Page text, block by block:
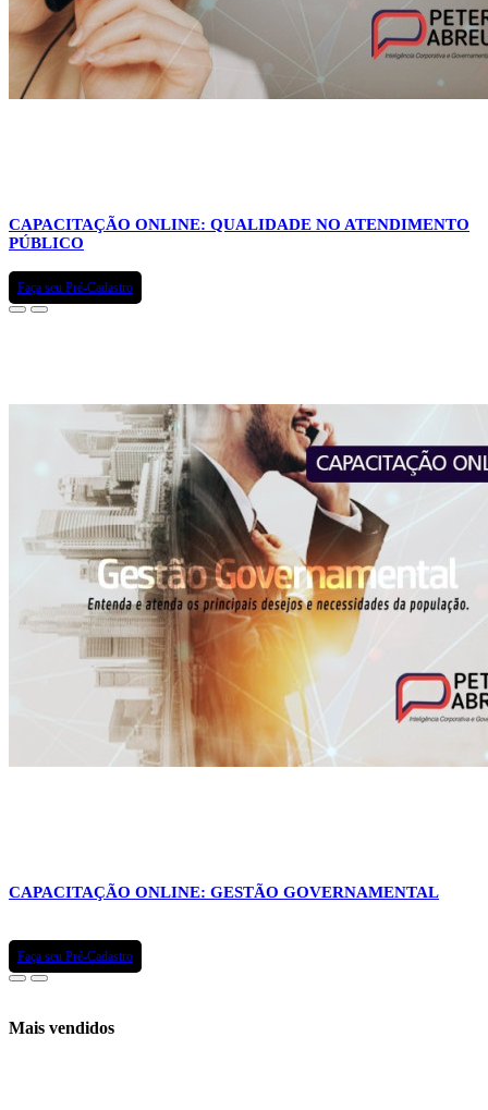
CAPACITAÇÃO ONLINE: QUALIDADE NO ATENDIMENTO
PÚBLICO
Faça seu Pré-Cadastro
CAPACITAÇÃO ONLINE: GESTÃO GOVERNAMENTAL
Faça seu Pré-Cadastro
Mais vendidos